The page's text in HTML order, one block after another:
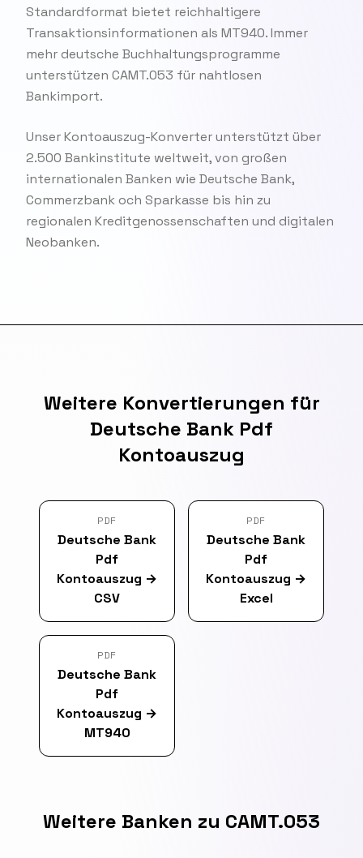
Standardformat bietet reichhaltigere
Transaktionsinformationen als MT940. Immer
mehr deutsche Buchhaltungsprogramme
unterstützen CAMT.053 für nahtlosen
Bankimport.
Unser Kontoauszug-Konverter unterstützt über
2.500 Bankinstitute weltweit, von großen
internationalen Banken wie Deutsche Bank,
Commerzbank och Sparkasse bis hin zu
regionalen Kreditgenossenschaften und digitalen
Neobanken.
Weitere Konvertierungen für
Deutsche Bank Pdf
Kontoauszug
PDF
Deutsche Bank
Pdf
Kontoauszug →
CSV
PDF
Deutsche Bank
Pdf
Kontoauszug →
Excel
PDF
Deutsche Bank
Pdf
Kontoauszug →
MT940
Weitere Banken zu CAMT.053